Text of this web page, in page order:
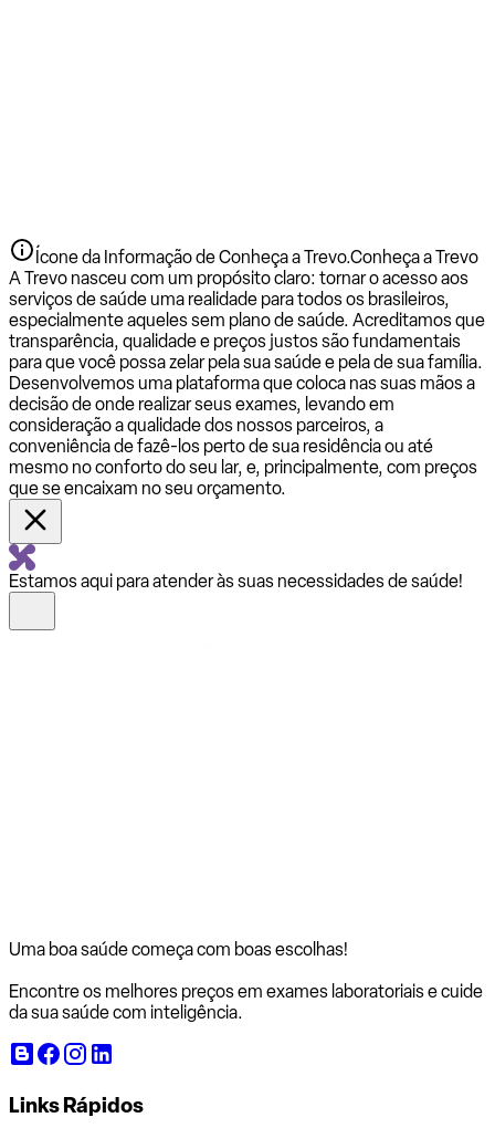
Ícone da Informação de Conheça a Trevo.Conheça a Trevo
A Trevo nasceu com um propósito claro: tornar o acesso aos
serviços de saúde uma realidade para todos os brasileiros,
especialmente aqueles sem plano de saúde. Acreditamos que
transparência, qualidade e preços justos são fundamentais
para que você possa zelar pela sua saúde e pela de sua família.
Desenvolvemos uma plataforma que coloca nas suas mãos a
decisão de onde realizar seus exames, levando em
consideração a qualidade dos nossos parceiros, a
conveniência de fazê-los perto de sua residência ou até
mesmo no conforto do seu lar, e, principalmente, com preços
que se encaixam no seu orçamento.
Estamos aqui para atender às suas necessidades de saúde!
Uma boa saúde começa com boas escolhas!
Encontre os melhores preços em exames laboratoriais e cuide
da sua saúde com inteligência.
Links Rápidos